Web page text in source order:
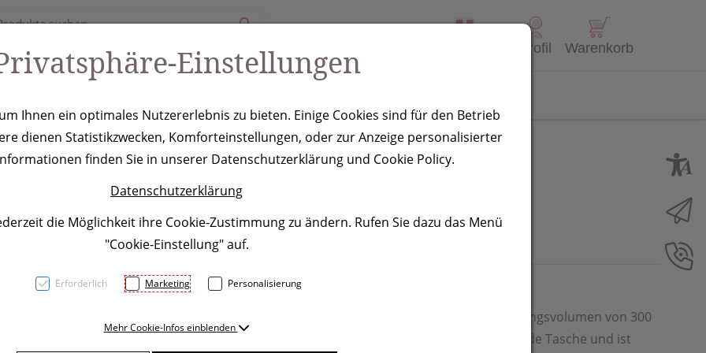
Profil Warenkorb
rot
Auslaufsichere Trinkflasche aus Edelstahl mit einem Fassungsvolumen von 300
ml und einem Holzdeckel. Durch ihre Größe passt sie in jede Tasche und ist
Einstellungen
Ihnen ein optimales Nutzererlebnis zu bieten. Einige Cookies sind für den Betrieb
dienen Statistikzwecken, Komforteinstellungen, oder zur Anzeige personalisierter
finden Sie in unserer Datenschutzerklärung und Cookie Policy.
Datenschutzerklärung
die Möglichkeit ihre Cookie-Zustimmung zu ändern. Rufen Sie dazu das Menü
"Cookie-Einstellung" auf.
Erforderlich Marketing Personalisierung
Mehr Cookie-Infos einblenden